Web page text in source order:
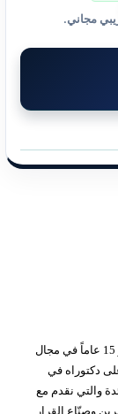
محلل اقتصادي ومستشار مالي سعودي، بخبرة تتجاوز 15 عاماً في مجال
دكتوراه في
والتي نقدم مع
وصنّاع القرار.